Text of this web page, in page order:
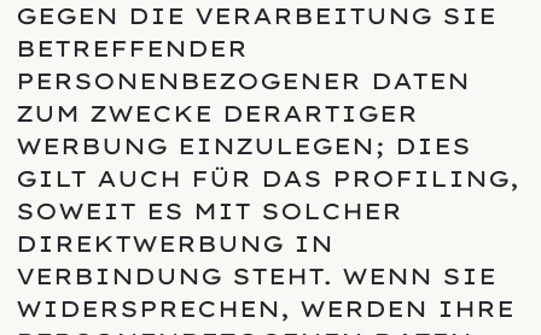
GEGEN DIE VERARBEITUNG SIE
BETREFFENDER
PERSONENBEZOGENER DATEN
ZUM ZWECKE DERARTIGER
WERBUNG EINZULEGEN; DIES
GILT AUCH FÜR DAS PROFILING,
SOWEIT ES MIT SOLCHER
DIREKTWERBUNG IN
VERBINDUNG STEHT. WENN SIE
WIDERSPRECHEN, WERDEN IHRE